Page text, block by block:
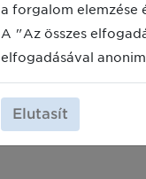
a forgalom elemzése
A "Az összes
elfogadásával
Elutasít